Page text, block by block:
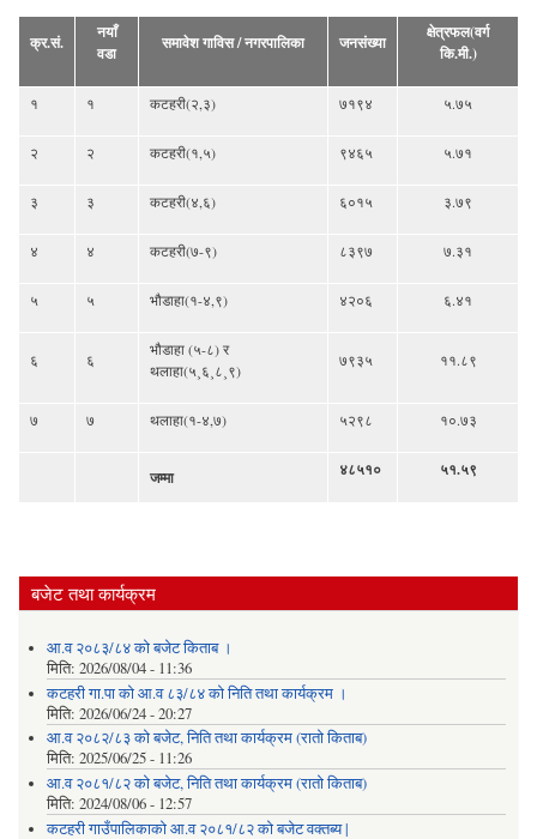
क्र.सं.
नयाँ
वडा
समावेश गाविस / नगरपालिका जनसंख्या
क्षेत्रफल(वर्ग
कि.मी.)
१ १ कटहरी(२,३) ७१९४ ५.७५
२ २ कटहरी(१,५) ९४६५ ५.७१
३ ३ कटहरी(४,६) ६०१५ ३.७९
४ ४ कटहरी(७-९) ८३९७ ७.३१
५ ५ भौडाहा(१-४,९) ४२०६ ६.४१
६ ६
भौडाहा (५-८) र
थलाहा(५¸६¸८¸९)
७९३५ ११.८९
७ ७ थलाहा(१-४,७) ५२९८ १०.७३
जम्मा ४८५१० ५१.५९
बजेट तथा कार्यक्रम
आ.व २०८३/८४ को बजेट किताब ।
मिति: 2026/08/04 - 11:36
कटहरी गा.पा को आ.व ८३/८४ को निति तथा कार्यक्रम ।
मिति: 2026/06/24 - 20:27
आ.व २०८२/८३ को बजेट, निति तथा कार्यक्रम (रातो किताब)
मिति: 2025/06/25 - 11:26
आ.व २०८१/८२ को बजेट, निति तथा कार्यक्रम (रातो किताब)
मिति: 2024/08/06 - 12:57
कटहरी गाउँपालिकाको आ.व २०८१/८२ को बजेट वक्तब्य |